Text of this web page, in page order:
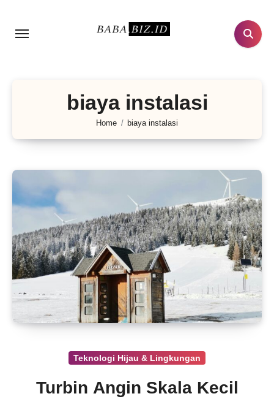
biaya instalasi
Home biaya instalasi
Teknologi Hijau & Lingkungan
Turbin Angin Skala Kecil